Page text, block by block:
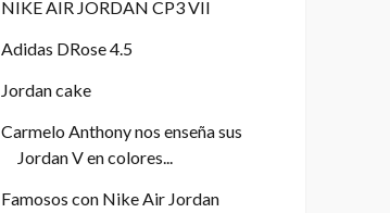
NIKE AIR JORDAN CP3 VII
Adidas DRose 4.5
Jordan cake
Carmelo Anthony nos enseña sus
Jordan V en colores...
Famosos con Nike Air Jordan